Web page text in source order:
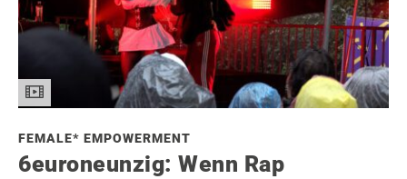
FEMALE* EMPOWERMENT
6euroneunzig: Wenn Rap